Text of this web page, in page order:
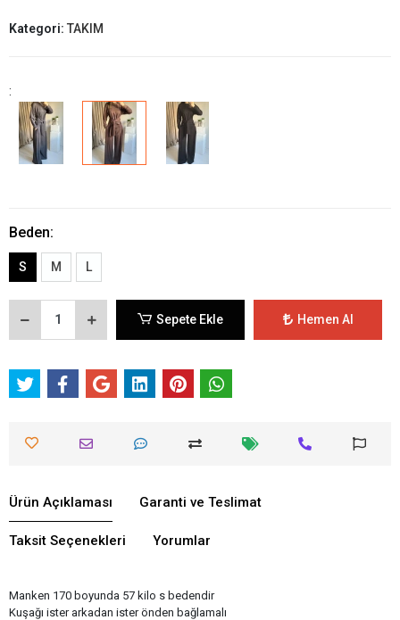
Kategori: TAKIM
:
Beden:
S M L
Sepete Ekle Hemen Al
Ürün Açıklaması Garanti ve Teslimat
Taksit Seçenekleri Yorumlar
Manken 170 boyunda 57 kilo s bedendir
Kuşağı ister arkadan ister önden bağlamalı